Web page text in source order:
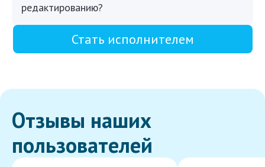
редактированию?
Стать исполнителем
Отзывы наших
пользователей